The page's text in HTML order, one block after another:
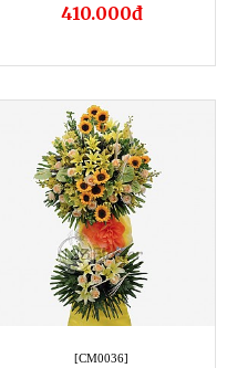
410.000đ
[CM0036]